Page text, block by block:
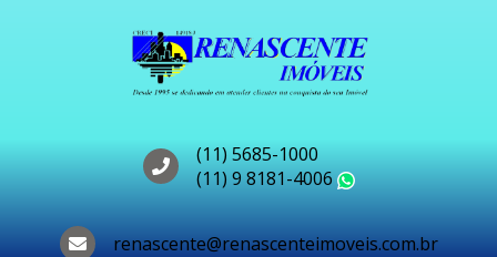
(11) 5685-1000
(11) 9 8181-4006
renascente@renascenteimoveis.com.br